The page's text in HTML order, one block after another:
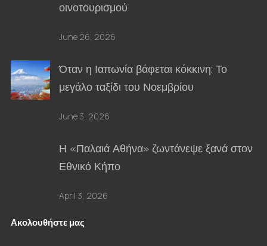
οινοτουρισμού
June 26, 2026
Όταν η Ιαπωνία βάφεται κόκκινη: Το
μεγάλο ταξίδι του Νοεμβρίου
June 3, 2026
Η «Παλαιά Αθήνα» ζωντάνεψε ξανά στον
Εθνικό Κήπο
April 3, 2026
Ακολουθήστε μας